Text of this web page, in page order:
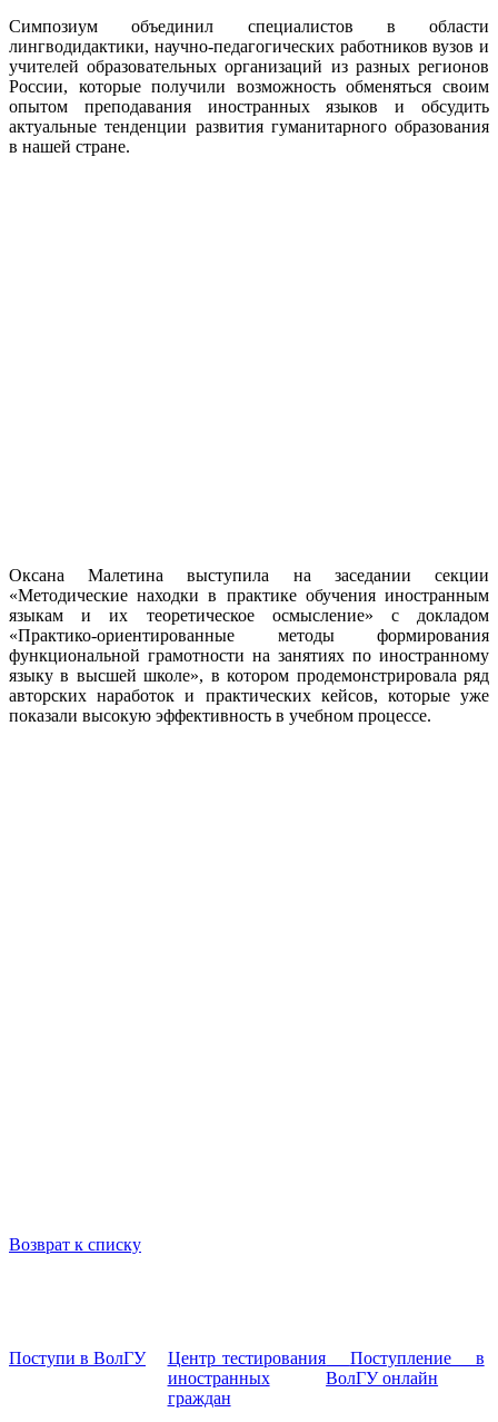
Симпозиум объединил специалистов в области
лингводидактики, научно-педагогических работников вузов и
учителей образовательных организаций из разных регионов
России, которые получили возможность обменяться своим
опытом преподавания иностранных языков и обсудить
актуальные тенденции развития гуманитарного образования
в нашей стране.
Оксана Малетина выступила на заседании секции
«Методические находки в практике обучения иностранным
языкам и их теоретическое осмысление» с докладом
«Практико-ориентированные методы формирования
функциональной грамотности на занятиях по иностранному
языку в высшей школе», в котором продемонстрировала ряд
авторских наработок и практических кейсов, которые уже
показали высокую эффективность в учебном процессе.
Возврат к списку
Поступи в ВолГУ
Центр тестирования
иностранных
граждан
Поступление в
ВолГУ онлайн